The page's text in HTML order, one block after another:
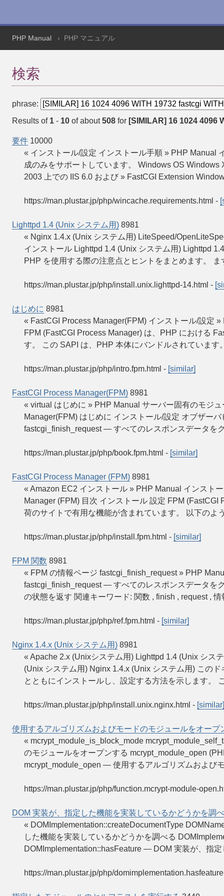
PHP Manual PHP マニュアル
検索
phrase:
Results of 1 - 10 of about508 for [SIMILAR] 16 1024 4096
要件 10000
« インストール/設定 インストール手順 » PHP Manual
成のみをサポートしています。 Windows OS
2003 上での IIS 6.0 および » FastCGI Extension
https://man.plustar.jp/php/wincache.requirements.html -
Lighttpd 1.4 (Unix システム用) 8981
« Nginx 1.4.x (Unix システム用) LiteSpeed/
インストール Lighttpd 1.4 (Unix システム用) Lighttpd
PHP を使用する際の注意点とヒントをまとめます。
https://man.plustar.jp/php/install.unix.lighttpd-14.html -
はじめに 8981
« FastCGI Process Manager(FPM) インストール/設定
FPM (FastCGI Process Manager) は、PHP における
す。 この SAPI は、PHP 本体にバンドルされています
https://man.plustar.jp/php/intro.fpm.html - [similar]
FastCGI Process Manager(FPM) 8981
« virtual はじめに » PHP Manual サーバー固有のモジ
Manager(FPM) はじめに インストール/設定 オブザー
fastcgi_finish_request — すべてのレスポンスデータを
https://man.plustar.jp/php/book.fpm.html - [similar]
FastCGI Process Manager (FPM) 8981
« Amazon EC2 インストール » PHP Manual インスト
Manager (FPM) 目次 インストール 設定 FPM
荷のサイトで有用な機能が含まれています。 以下のよ
https://man.plustar.jp/php/install.fpm.html - [similar]
FPM 関数 8981
« FPM の情報ページ fastcgi_finish_request » PHP
fastcgi_finish_request — すべてのレスポンスデータを
の状態を返す 関連キーワード: 関数 , finish , request ,
https://man.plustar.jp/php/ref.fpm.html - [similar]
Nginx 1.4.x (Unix システム用) 8981
« Apache 2.x (Unixシステム用) Lighttpd 1.4 (Unix シス
(Unix システム用) Nginx 1.4.x (Unix システム用) この
とともにインストールし、設定する方法を示します。
https://man.plustar.jp/php/install.unix.nginx.html - [similar]
使用するアルゴリズムおよびモードのモジュールをオープ
« mcrypt_module_is_block_mode
のモジュールをオープンする mcrypt_module_open
mcrypt_module_open — 使用するアルゴリズムおよび
https://man.plustar.jp/php/function.mcrypt-module-
DOM 実装が、指定した機能を実装しているかどうかを調
« DOMImplementation::createDocumentType
した機能を実装しているかどうかを調べる
DOMImplementation::hasFeature — DOM 実装が、指
https://man.plustar.jp/php/